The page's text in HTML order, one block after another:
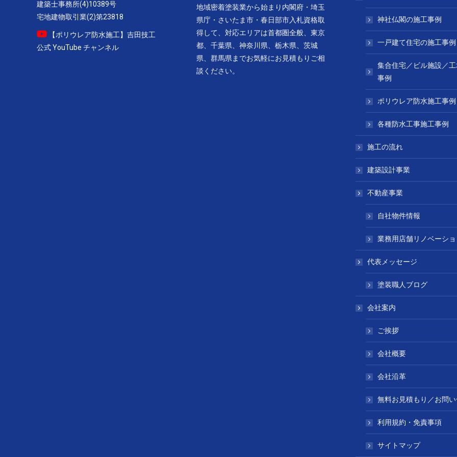
建築士事務所(4)10389号
宅地建物取引業(2)第23818
【ポリウレア防水施工】吉田技工
公式 YouTube チャンネル
地域密着塗装業から始まり内閣府・埼玉
県庁・さいたま市・春日部市入札資格取
得して、対応エリアは首都圏全般、東京
都、千葉県、神奈川県、栃木県、茨城
県、群馬県までお気軽にお見積もりご相
談ください。
神社仏閣の施工事例
一戸建て住宅の施工事例
集合住宅／ビル施設／
事例
ポリウレア防水施工事例
各種防水工事施工事例
施工の流れ
建築設計事業
不動産事業
自社物件情報
業務用店舗リノベーシ
代表メッセージ
塗装職人ブログ
会社案内
ご挨拶
会社概要
会社沿革
無料お見積もり／お問
利用規約・免責事項
サイトマップ